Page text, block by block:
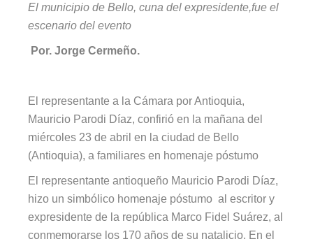
El municipio de Bello, cuna del expresidente,fue el
escenario del evento
Por. Jorge Cermeño.
El representante a la Cámara por Antioquia,
Mauricio Parodi Díaz, confirió en la mañana del
miércoles 23 de abril en la ciudad de Bello
(Antioquia), a familiares en homenaje póstumo
El representante antioqueño Mauricio Parodi Díaz,
hizo un simbólico homenaje póstumo al escritor y
expresidente de la república Marco Fidel Suárez, al
conmemorarse los 170 años de su natalicio. En el